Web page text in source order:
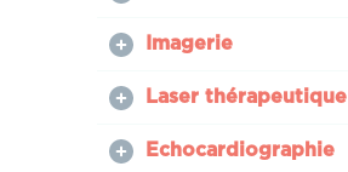
Imagerie
Laser thérapeutique
Echocardiographie